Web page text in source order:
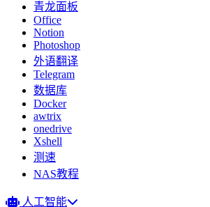
青龙面板
Office
Notion
Photoshop
外语翻译
Telegram
数据库
Docker
awtrix
onedrive
Xshell
测速
NAS教程
人工智能